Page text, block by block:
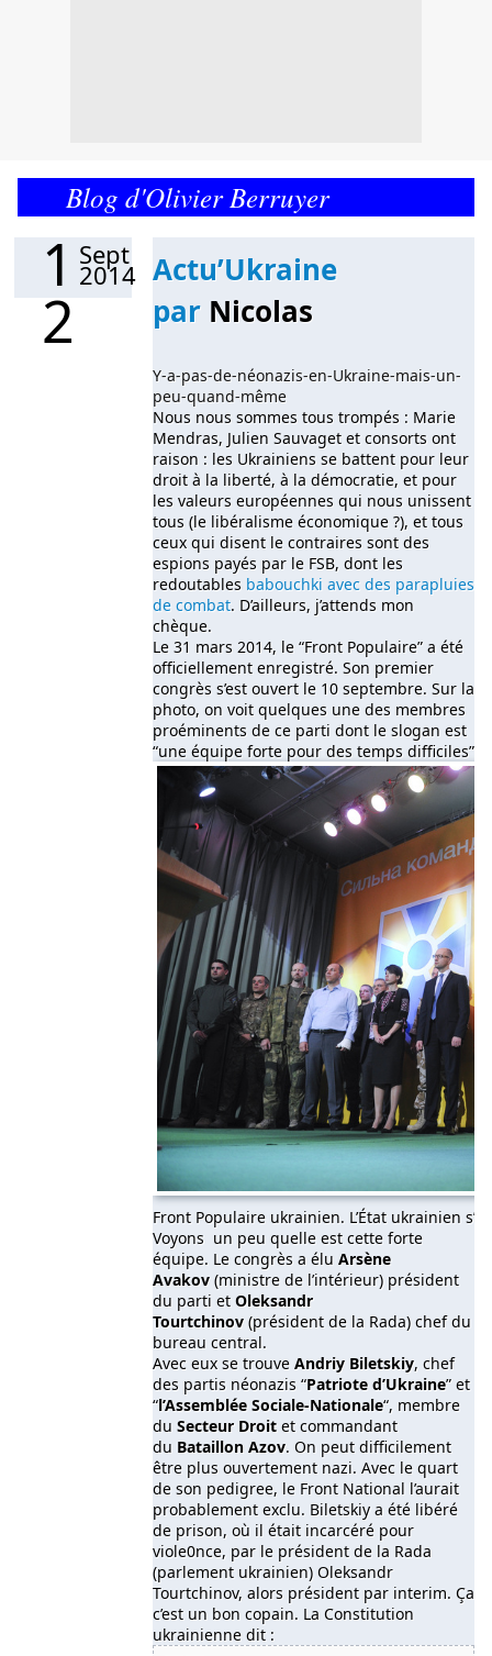
Blog d'Olivier Berruyer
1
2
Sept
2014 Actu’Ukraine
par Nicolas
Y-a-pas-de-néonazis-en-Ukraine-mais-un-
peu-quand-même
Nous nous sommes tous trompés : Marie
Mendras, Julien Sauvaget et consorts ont
raison : les Ukrainiens se battent pour leur
droit à la liberté, à la démocratie, et pour
les valeurs européennes qui nous unissent
tous (le libéralisme économique ?), et tous
ceux qui disent le contraires sont des
espions payés par le FSB, dont les
redoutables babouchki avec des parapluies
de combat. D’ailleurs, j’attends mon
chèque.
Le 31 mars 2014, le “Front Populaire” a été
officiellement enregistré. Son premier
congrès s’est ouvert le 10 septembre. Sur la
photo, on voit quelques une des membres
proéminents de ce parti dont le slogan est
“une équipe forte pour des temps difficiles”
Front Populaire ukrainien. L’État ukrainien
Voyons un peu quelle est cette forte
équipe. Le congrès a élu Arsène
Avakov (ministre de l’intérieur) président
du parti et Oleksandr
Tourtchinov (président de la Rada) chef du
bureau central.
Avec eux se trouve Andriy Biletskiy, chef
des partis néonazis “Patriote d’Ukraine” et
“l’Assemblée Sociale-Nationale“, membre
du Secteur Droit et commandant
du Bataillon Azov. On peut difficilement
être plus ouvertement nazi. Avec le quart
de son pedigree, le Front National l’aurait
probablement exclu. Biletskiy a été libéré
de prison, où il était incarcéré pour
viole0nce, par le président de la Rada
(parlement ukrainien) Oleksandr
Tourtchinov, alors président par interim. Ça
c’est un bon copain. La Constitution
ukrainienne dit :